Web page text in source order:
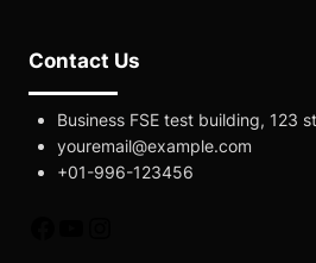
Contact Us
Business FSE test building, 123
youremail@example.com
+01-996-123456